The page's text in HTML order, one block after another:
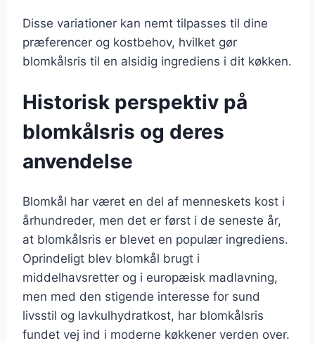
Disse variationer kan nemt tilpasses til dine
præferencer og kostbehov, hvilket gør
blomkålsris til en alsidig ingrediens i dit køkken.
Historisk perspektiv på
blomkålsris og deres
anvendelse
Blomkål har været en del af menneskets kost i
århundreder, men det er først i de seneste år,
at blomkålsris er blevet en populær ingrediens.
Oprindeligt blev blomkål brugt i
middelhavsretter og i europæisk madlavning,
men med den stigende interesse for sund
livsstil og lavkulhydratkost, har blomkålsris
fundet vej ind i moderne køkkener verden over.